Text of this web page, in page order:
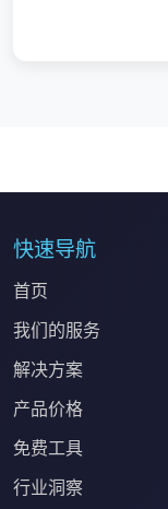
快速导航
首页
我们的服务
解决方案
产品价格
免费工具
行业洞察